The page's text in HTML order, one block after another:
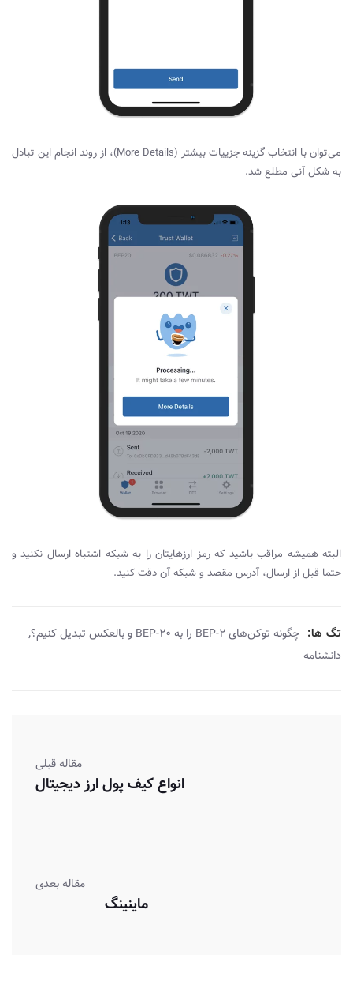
می‌توان با انتخاب گزینه جزییات بیشتر (More Details)، از روند انجام این تبادل
به شکل آنی مطلع شد.
البته همیشه مراقب باشید که رمز ارزهایتان را به شبکه اشتباه ارسال نکنید و
حتما قبل از ارسال، آدرس مقصد و شبکه آن دقت کنید.
تگ ها: چگونه توکن‌های BEP-2 را به BEP-20 و بالعکس تبدیل کنیم؟ ,
دانشنامه
مقاله قبلی
انواع کیف پول ارز دیجیتال
مقاله بعدی
ماینینگ